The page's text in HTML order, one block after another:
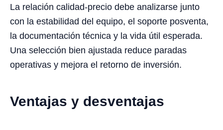
La relación calidad-precio debe analizarse junto
con la estabilidad del equipo, el soporte posventa,
la documentación técnica y la vida útil esperada.
Una selección bien ajustada reduce paradas
operativas y mejora el retorno de inversión.
Ventajas y desventajas